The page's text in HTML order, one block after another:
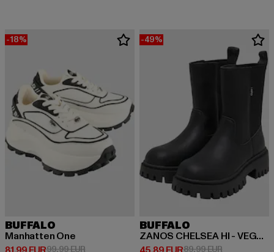
-18%
BUFFALO
Manhatten One
99,99 EURAktionspreis: 99,99 EUR
-49%
BUFFALO
ZANOS CHELSEA HI - VEGAN NAPPA
89,99 EURAktionspreis: